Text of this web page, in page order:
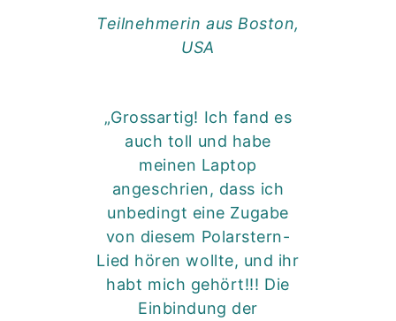
Teilnehmerin aus Boston,
USA
„Grossartig! Ich fand es
auch toll und habe
meinen Laptop
angeschrien, dass ich
unbedingt eine Zugabe
von diesem Polarstern-
Lied hören wollte, und ihr
habt mich gehört!!! Die
Einbindung der